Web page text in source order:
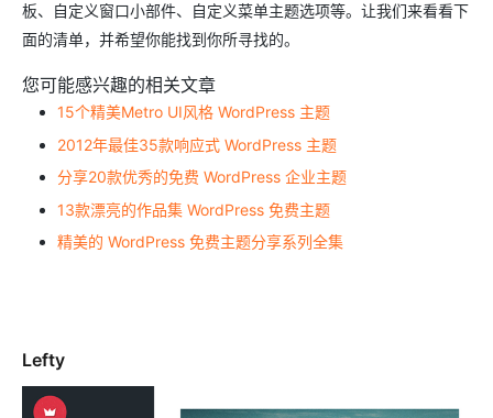
板、自定义窗口小部件、自定义菜单主题选项等。让我们来看看下
面的清单，并希望你能找到你所寻找的。
您可能感兴趣的相关文章
15个精美Metro UI风格 WordPress 主题
2012年最佳35款响应式 WordPress 主题
分享20款优秀的免费 WordPress 企业主题
13款漂亮的作品集 WordPress 免费主题
精美的 WordPress 免费主题分享系列全集
Lefty